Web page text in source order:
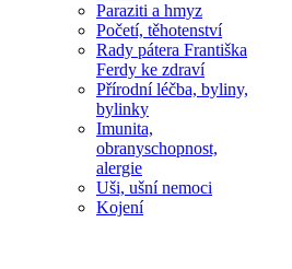
Paraziti a hmyz
Početí, těhotenství
Rady pátera Františka
Ferdy ke zdraví
Přírodní léčba, byliny,
bylinky
Imunita,
obranyschopnost,
alergie
Uši, ušní nemoci
Kojení